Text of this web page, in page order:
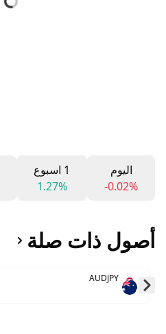
اليوم
-0.02%
1 اسبوع
1.27%
أصول ذات صلة
AUDJPY